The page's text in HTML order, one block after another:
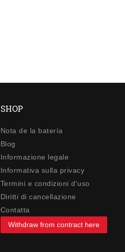
SHOP
Nota de la batería
Blog
Informazione legale
Informativa sulla privacy
Termini e condizioni d'uso
Diritti di cancellazione
Contatta
Withdraw from contract here